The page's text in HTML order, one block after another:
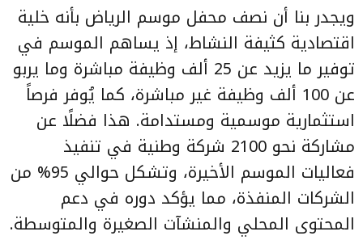
ويجدر بنا أن نصف محفل موسم الرياض بأنه خلية
اقتصادية كثيفة النشاط، إذ يساهم الموسم في
توفير ما يزيد عن 25 ألف وظيفة مباشرة وما يربو
عن 100 ألف وظيفة غير مباشرة، كما يُوفر فرصاً
استثمارية موسمية ومستدامة. هذا فضلًا عن
مشاركة نحو 2100 شركة وطنية في تنفيذ
فعاليات الموسم الأخيرة، وتشكل حوالي 95% من
الشركات المنفذة، مما يؤكد دوره في دعم
المحتوى المحلي والمنشآت الصغيرة والمتوسطة.